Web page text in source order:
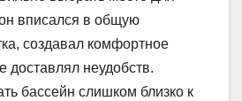
вписался в общую
создавал комфортное
доставлял неудобств.
бассейн слишком близко к